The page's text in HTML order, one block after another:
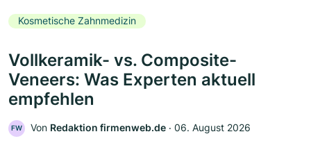
Kosmetische Zahnmedizin
Vollkeramik- vs. Composite-
Veneers: Was Experten aktuell
empfehlen
FW Von Redaktion firmenweb.de ‧ 06. August 2026